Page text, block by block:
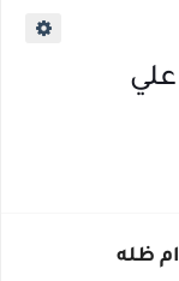
علي
ظله